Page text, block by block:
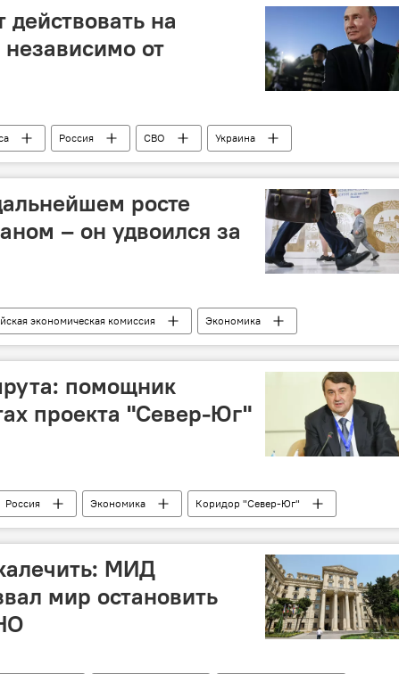
действовать на
от
Россия СВО
Украина
Владимир Путин Наемники
росте
– он удвоился за
экономическая комиссия
Экономика
Товарооборот Соглашение
помощник
проекта "Север-Юг"
Россия Экономика
Коридор "Север-Юг"
МТК Глобальный Юг
Торговля
МИД
мир остановить